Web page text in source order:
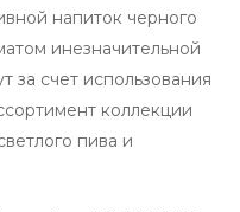
напиток черного
инезначительной
за счет использования
коллекции
пива и